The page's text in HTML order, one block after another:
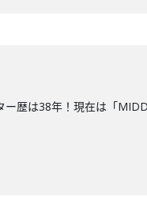
歴は38年！現在は「